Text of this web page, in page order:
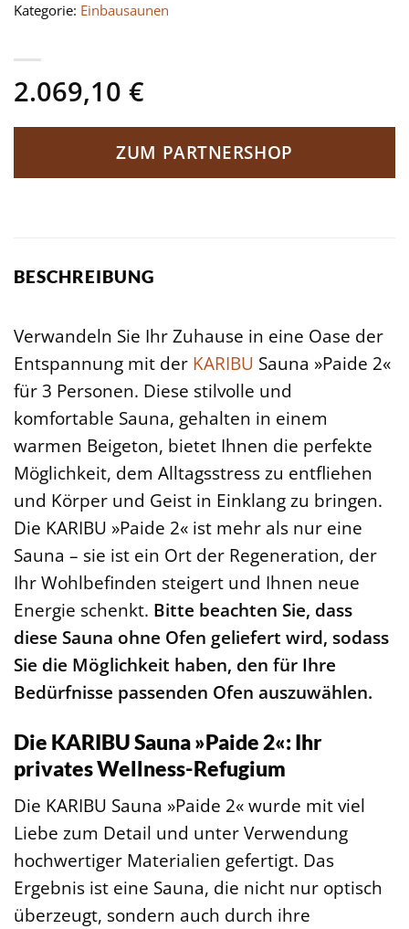
2.069,10 €
ZUM PARTNERSHOP
Kategorie: Einbausaunen
BESCHREIBUNG
Verwandeln Sie Ihr Zuhause in eine Oase der
Entspannung mit der KARIBU Sauna »Paide 2«
für 3 Personen. Diese stilvolle und
komfortable Sauna, gehalten in einem
warmen Beigeton, bietet Ihnen die perfekte
Möglichkeit, dem Alltagsstress zu entfliehen
und Körper und Geist in Einklang zu bringen.
Die KARIBU »Paide 2« ist mehr als nur eine
Sauna – sie ist ein Ort der Regeneration, der
Ihr Wohlbefinden steigert und Ihnen neue
Energie schenkt. Bitte beachten Sie, dass
diese Sauna ohne Ofen geliefert wird, sodass
Sie die Möglichkeit haben, den für Ihre
Bedürfnisse passenden Ofen auszuwählen.
Die KARIBU Sauna »Paide 2«: Ihr
privates Wellness-Refugium
Die KARIBU Sauna »Paide 2« wurde mit viel
Liebe zum Detail und unter Verwendung
hochwertiger Materialien gefertigt. Das
Ergebnis ist eine Sauna, die nicht nur optisch
überzeugt, sondern auch durch ihre